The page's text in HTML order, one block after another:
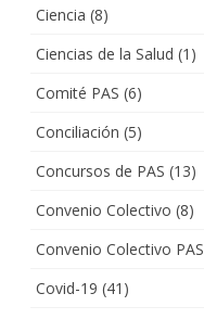
Ciencia (8)
Ciencias de la Salud (1)
Comité PAS (6)
Conciliación (5)
Concursos de PAS (13)
Convenio Colectivo (8)
Convenio Colectivo PAS
Covid-19 (41)